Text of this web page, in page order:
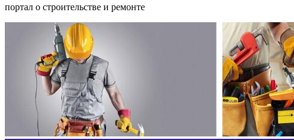
портал о строительстве и ремонте